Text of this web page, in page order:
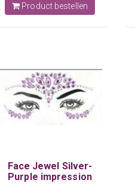
Product bestellen
Face Jewel Silver-
Purple impression